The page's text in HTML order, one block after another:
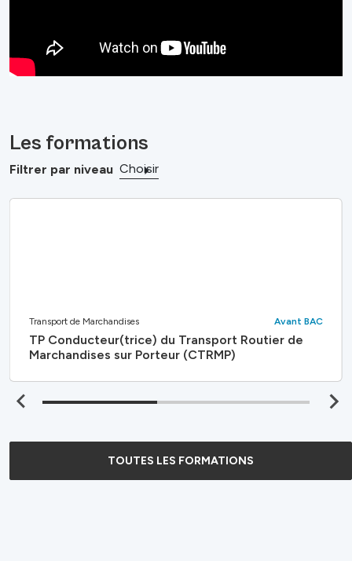
Les formations
Filtrer par niveau Choisir
Transport de Marchandises Avant BAC
TP Conducteur(trice) du Transport Routier de
Marchandises sur Porteur (CTRMP)
TOUTES LES FORMATIONS